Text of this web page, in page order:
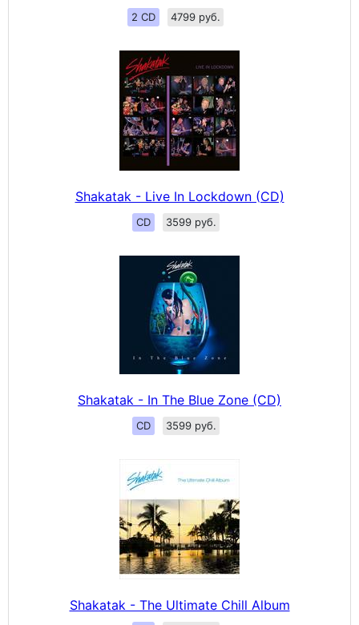
2 CD 4799 руб.
Shakatak - Live In Lockdown (CD)
CD 3599 руб.
Shakatak - In The Blue Zone (CD)
CD 3599 руб.
Shakatak - The Ultimate Chill Album